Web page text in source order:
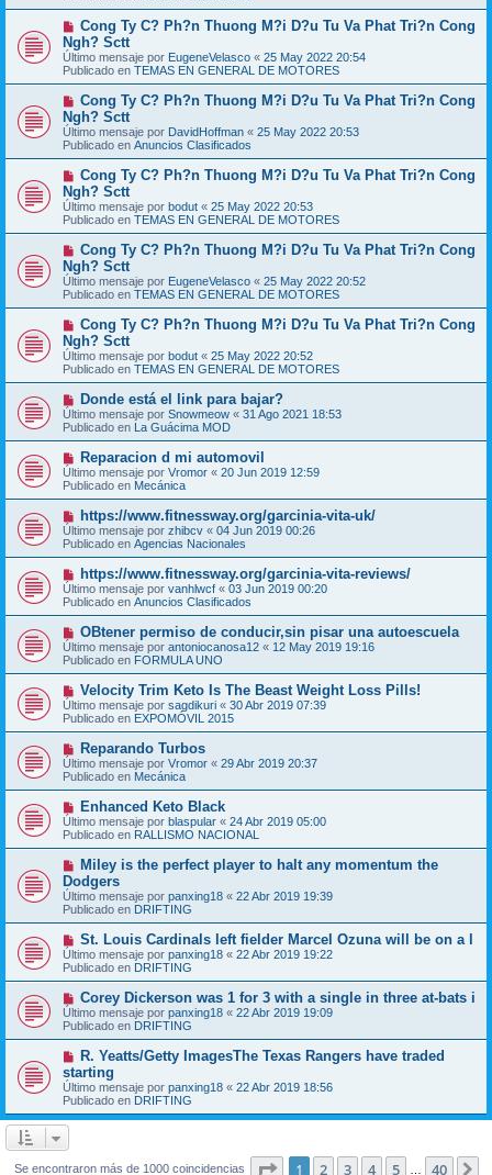
a
m
e
n
s
a
e
N
e
v
o
m
e
n
s
a
e
Cong Ty C? Ph?n Thuong M?i D?u Tu Va Phat Tri?n Cong
Ngh? Sctt
Último mensaje por EugeneVelasco « 25 May 2022 20:54
Publicado en TEMAS EN GENERAL DE MOTORES
N
e
v
o
m
e
n
s
a
e
Cong Ty C? Ph?n Thuong M?i D?u Tu Va Phat Tri?n Cong
Ngh? Sctt
Último mensaje por DavidHoffman « 25 May 2022 20:53
Publicado en Anuncios Clasificados
N
e
v
o
m
e
n
s
a
e
Cong Ty C? Ph?n Thuong M?i D?u Tu Va Phat Tri?n Cong
Ngh? Sctt
Último mensaje por bodut « 25 May 2022 20:53
Publicado en TEMAS EN GENERAL DE MOTORES
N
e
v
o
m
e
n
s
a
e
Cong Ty C? Ph?n Thuong M?i D?u Tu Va Phat Tri?n Cong
Ngh? Sctt
Último mensaje por EugeneVelasco « 25 May 2022 20:52
Publicado en TEMAS EN GENERAL DE MOTORES
N
e
v
o
m
n
s
a
e
Cong Ty C? Ph?n Thuong M?i D?u Tu Va Phat Tri?n Cong
Ngh? Sctt
Último mensaje por bodut « 25 May 2022 20:52
Publicado en TEMAS EN GENERAL DE MOTORES
N
u
e
v
o
m
e
n
s
j
e
Donde está el link para bajar?
Último mensaje por Snowmeow « 31 Ago 2021 18:53
Publicado en La Guácima MOD
N
u
e
v
o
m
e
n
s
j
e
Reparacion d mi automovil
Último mensaje por Vromor « 20 Jun 2019 12:59
Publicado en Mecánica
N
u
e
v
o
m
e
n
s
a
j
e
https://www.fitnessway.org/garcinia-vita-uk/
Último mensaje por zhibcv « 04 Jun 2019 00:26
Publicado en Agencias Nacionales
N
u
e
v
m
e
n
s
a
j
e
https://www.fitnessway.org/garcinia-vita-reviews/
Último mensaje por vanhlwcf « 03 Jun 2019 00:20
Publicado en Anuncios Clasificados
N
u
e
v
o
m
e
n
s
j
e
OBtener permiso de conducir,sin pisar una autoescuela
Último mensaje por antoniocanosa12 « 12 May 2019 19:16
Publicado en FORMULA UNO
N
u
e
v
o
m
e
n
s
j
e
Velocity Trim Keto Is The Beast Weight Loss Pills!
Último mensaje por sagdikuri « 30 Abr 2019 07:39
Publicado en EXPOMÓVIL 2015
N
u
e
v
o
m
e
n
s
j
e
Reparando Turbos
Último mensaje por Vromor « 29 Abr 2019 20:37
Publicado en Mecánica
N
u
e
v
o
m
e
n
s
a
e
Enhanced Keto Black
Último mensaje por blaspular « 24 Abr 2019 05:00
Publicado en RALLISMO NACIONAL
N
e
v
o
m
e
n
s
a
e
Miley is the perfect player to halt any momentum the
Dodgers
Último mensaje por panxing18 « 22 Abr 2019 19:39
Publicado en DRIFTING
N
u
e
v
m
e
n
s
j
e
St. Louis Cardinals left fielder Marcel Ozuna will be on a l
Último mensaje por panxing18 « 22 Abr 2019 19:22
Publicado en DRIFTING
N
u
e
v
o
m
e
n
s
a
Corey Dickerson was 1 for 3 with a single in three at-bats i
Último mensaje por panxing18 « 22 Abr 2019 19:09
Publicado en DRIFTING
N
e
v
o
m
a
R. Yeatts/Getty ImagesThe Texas Rangers have traded
starting
Último mensaje por panxing18 « 22 Abr 2019 18:56
Publicado en DRIFTING
Se encontraron más de 1000 coincidencias Página de 40
1 2 3 4 5 40